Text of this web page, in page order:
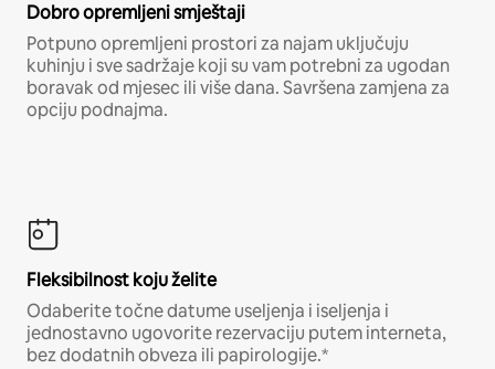
Dobro opremljeni smještaji
Potpuno opremljeni prostori za najam uključuju
kuhinju i sve sadržaje koji su vam potrebni za ugodan
boravak od mjesec ili više dana. Savršena zamjena za
opciju podnajma.
Fleksibilnost koju želite
Odaberite točne datume useljenja i iseljenja i
jednostavno ugovorite rezervaciju putem interneta,
bez dodatnih obveza ili papirologije.*